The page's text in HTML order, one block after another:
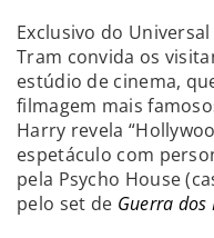
Exclusivo do
Tram convida os
estúdio de cinema,
filmagem mais
Harry revela
espetáculo com
pela Psycho House
pelo set de Guerra dos